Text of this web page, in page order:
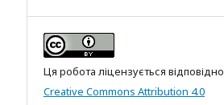
Ця робота ліцензується
Creative Commons Attribution 4.0